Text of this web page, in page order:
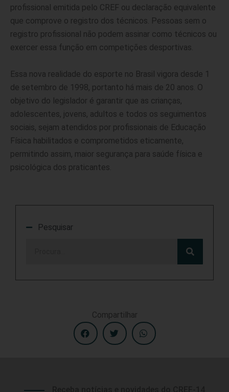
profissional emitida pelo CREF ou declaração equivalente
que comprove o registro dos técnicos. Pessoas sem o
registro profissional não podem assinar como técnicos ou
exercer essa função em competições desportivas.
Essa nova realidade do esporte no Brasil vigora desde 1
de setembro de 1998, portanto há mais de 20 anos. O
objetivo do legislador é garantir que as crianças,
adolescentes, jovens, adultos e todos os seguimentos
sociais, sejam atendidos por profissionais de Educação
Física habilitados e comprometidos eticamente,
permitindo assim, maior segurança para saúde física e
psicológica dos praticantes.
Pesquisar
Compartilhar